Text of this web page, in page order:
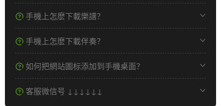
手機上怎麽下載樂譜？
手機上怎麽下載伴奏？
如何把網站圖标添加到手機桌面？
客服微信号 ↓↓↓↓↓↓